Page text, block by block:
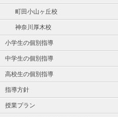
町田小山ヶ丘校
神奈川厚木校
小学生の個別指導
中学生の個別指導
高校生の個別指導
指導方針
授業プラン